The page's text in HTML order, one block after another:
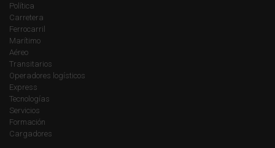
Política
Carretera
Ferrocarril
Marítimo
Aéreo
Transitarios
Operadores logísticos
Express
Tecnologías
Servicios
Formación
Cargadores